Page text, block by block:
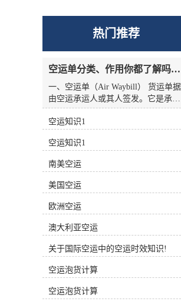
热门推荐
空运单分类、作用你都了解吗？空运单干货讲解
一、空运单（Air Waybill） 货运单据
由空运承运人或其人签发。它是承运
人收到货物的收据，也是托运人与承
运人之间的运输合同，但没有物权凭
二、航空货运单分类 1.按无承运人名
称分类 航空货运单有两种 (1)货运单
（Airline Air Waybill） 印有出票
（issue carrier）航空货运单的名称和
标志(航徽、代码等)。.这种空运单代
表的身份。 (2)中性货运单（Neutral
Air Waybill） 承运人名称和标志的货
运单未提前打印在运单上。这种空运
根据不同的功能进行分类 (1)航空主
运单（Master Air Waybill ，MAWB）
签发的航空运单称为主运单。 (2)航
空分运单（House Air Waybill ，
HAWB） 在办理集中托运业务时，向
空运知识1
空运知识1
南美空运
美国空运
欧洲空运
澳大利亚空运
关于国际空运中的空运时效知识!
空运泡货计算
空运泡货计算